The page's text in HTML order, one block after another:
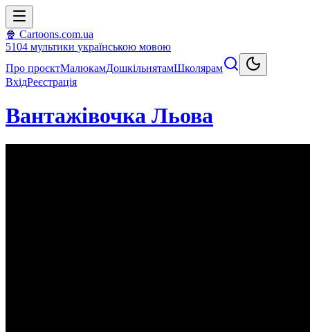
🍿 Cartoons.com.ua
5104 мультики українською мовою
Про проєктМалюкамДошкільнятамШколярам
ВхідРеєстрація
Вантажівочка Льова